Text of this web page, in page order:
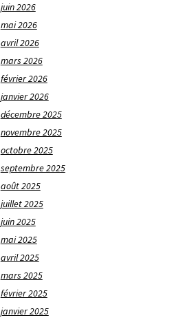
juin 2026
mai 2026
avril 2026
mars 2026
février 2026
janvier 2026
décembre 2025
novembre 2025
octobre 2025
septembre 2025
août 2025
juillet 2025
juin 2025
mai 2025
avril 2025
mars 2025
février 2025
janvier 2025